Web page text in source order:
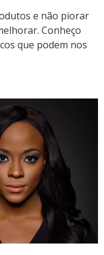
e não piorar
Conheço
que podem nos